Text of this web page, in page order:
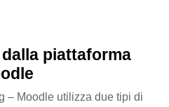
dalla piattaforma
– Moodle utilizza due tipi di